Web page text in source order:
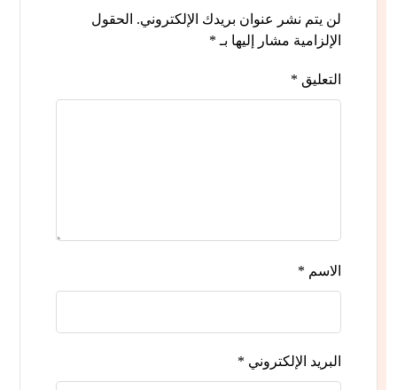
لن يتم نشر عنوان بريدك الإلكتروني. الحقول
الإلزامية مشار إليها بـ *
التعليق *
الاسم *
البريد الإلكتروني *